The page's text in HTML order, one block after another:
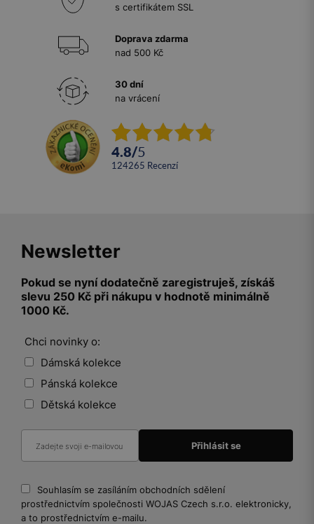
s certifikátem SSL
Doprava zdarma
nad 500 Kč
30 dní
na vrácení
4.8/5
124265 recenzí
Newsletter
Pokud se nyní dodatečně zaregistruješ, získáš
slevu 250 Kč při nákupu v hodnotě minimálně
1000 Kč.
Chci novinky o:
Dámská kolekce
Pánská kolekce
Dětská kolekce
Souhlasím se zasíláním obchodních sdělení
prostřednictvím společnosti WOJAS Czech s.r.o. elektronicky,
a to prostřednictvím e-mailu.